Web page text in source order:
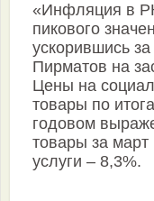
«Инфляция в
пикового
ускорившись
Пирматов на
Цены на
товары по
годовом
товары за
услуги – 8,3%.